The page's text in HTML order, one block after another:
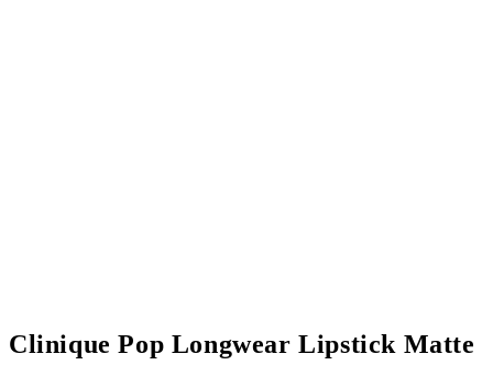
Clinique Pop Longwear Lipstick Matte